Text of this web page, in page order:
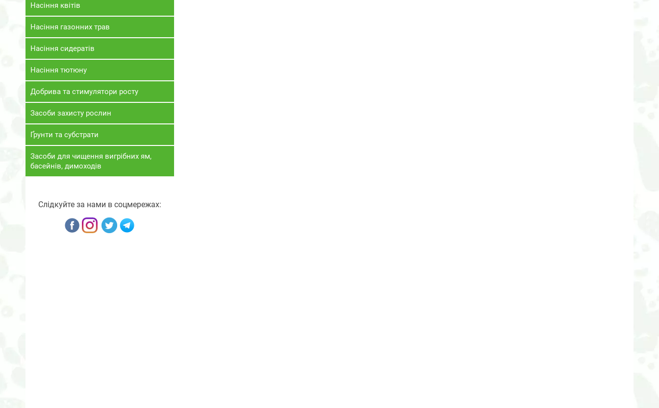
Насіння квітів
Насіння газонних трав
Насіння сидератів
Насіння тютюну
Добрива та стимулятори росту
Засоби захисту рослин
Ґрунти та субстрати
Засоби для чищення вигрібних ям,
басейнів, димоходів
Слідкуйте за нами в соцмережах: